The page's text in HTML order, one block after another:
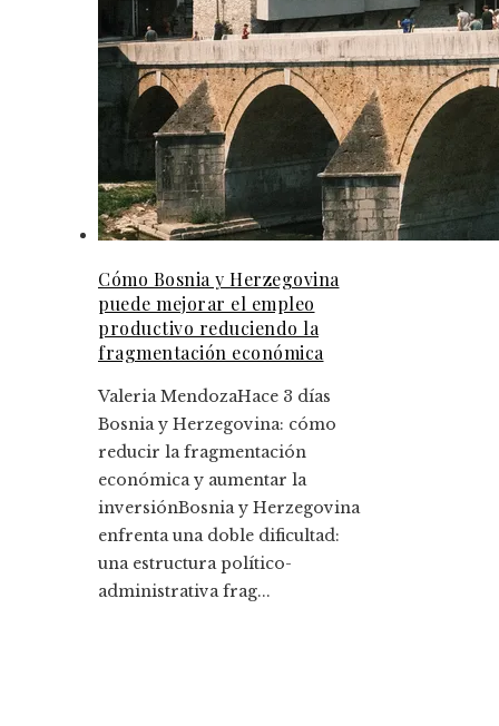
Cómo Bosnia y Herzegovina
puede mejorar el empleo
productivo reduciendo la
fragmentación económica
Valeria MendozaHace 3 días
Bosnia y Herzegovina: cómo
reducir la fragmentación
económica y aumentar la
inversiónBosnia y Herzegovina
enfrenta una doble dificultad:
una estructura político-
administrativa frag...